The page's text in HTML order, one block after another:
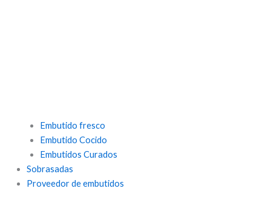
Embutido fresco
Embutido Cocido
Embutidos Curados
Sobrasadas
Proveedor de embutidos